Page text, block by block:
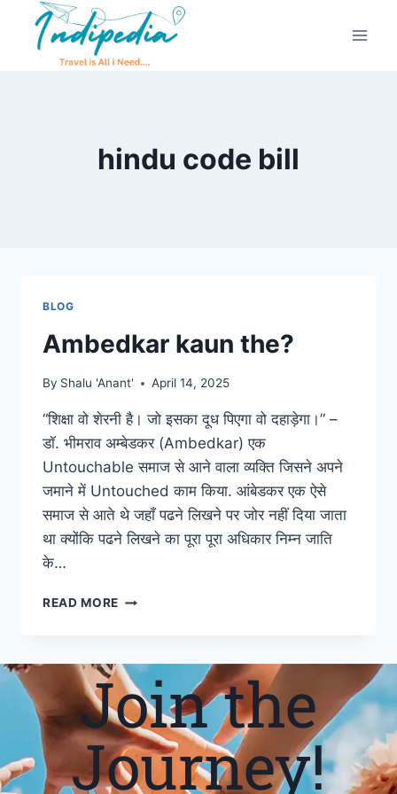
hindu code bill
BLOG
Ambedkar kaun the?
By Shalu 'Anant' April 14, 2025
“शिक्षा वो शेरनी है। जो इसका दूध पिएगा वो दहाड़ेगा।” –
डॉ. भीमराव अम्बेडकर (Ambedkar) एक
Untouchable समाज से आने वाला व्यक्ति जिसने अपने
जमाने में Untouched काम किया. आंबेडकर एक ऐसे
समाज से आते थे जहाँ पढने लिखने पर जोर नहीं दिया जाता
था क्योंकि पढने लिखने का पूरा पूरा अधिकार निम्न जाति
के…
READ MORE
Join the
Journey!